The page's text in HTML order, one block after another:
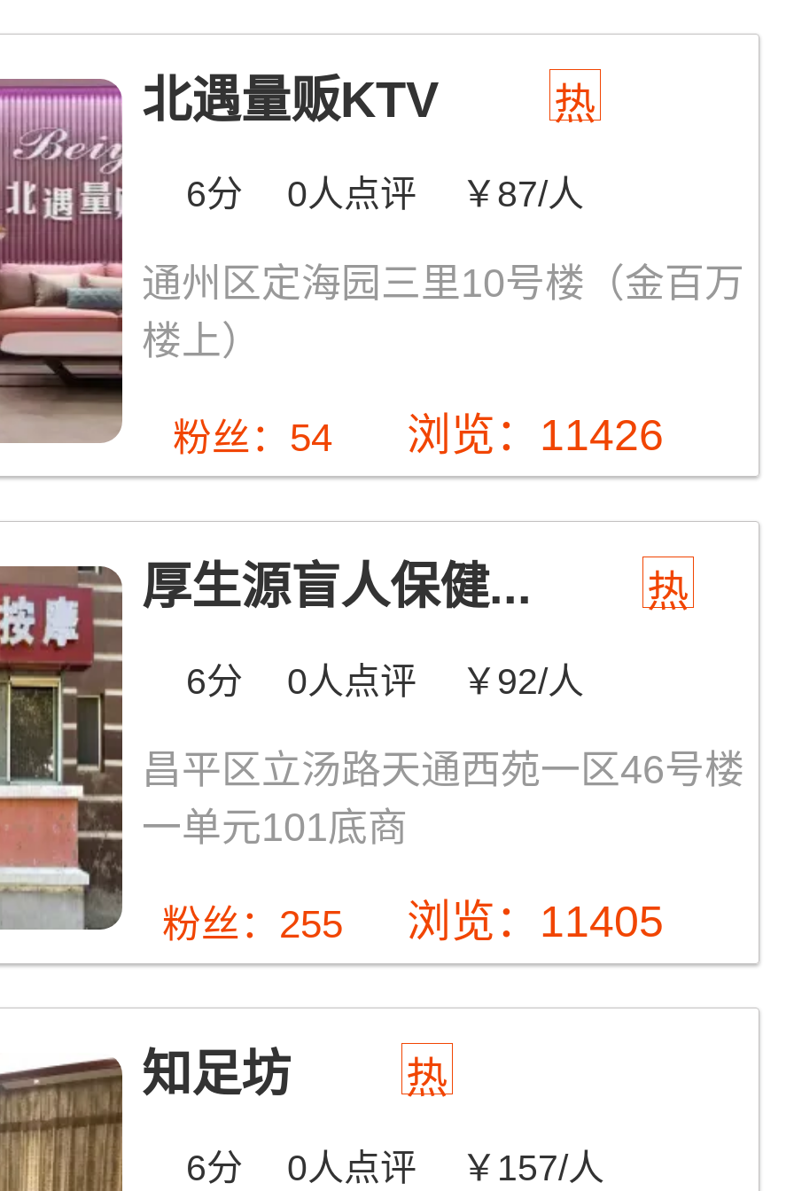
北遇量贩KTV 热
6分 0人点评 ￥87/人
通州区定海园三里10号楼（金百万
楼上）
粉丝：54 浏览：11426
厚生源盲人保健... 热
6分 0人点评 ￥92/人
昌平区立汤路天通西苑一区46号楼
一单元101底商
粉丝：255 浏览：11405
知足坊 热
6分 0人点评 ￥157/人